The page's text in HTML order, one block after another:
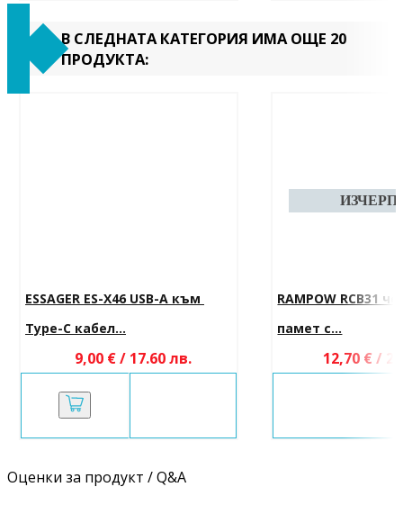
В СЛЕДНАТА КАТЕГОРИЯ ИМА ОЩЕ 20
ПРОДУКТА:
ESSAGER ES-X46 USB-A към
Type-C кабел...
9,00 € / 17.60 лв.
RAMPOW RCB31
памет с...
12,70 € /
Оценки за продукт / Q&A